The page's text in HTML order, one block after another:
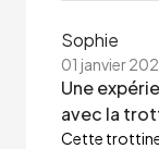
Sophie
01 janvier
Une
avec la
Cette